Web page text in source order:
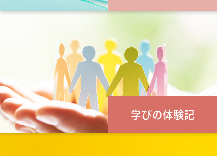
学びの体験記